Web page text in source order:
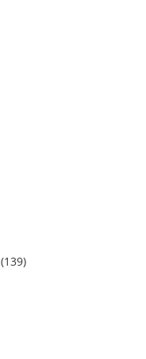
(139)